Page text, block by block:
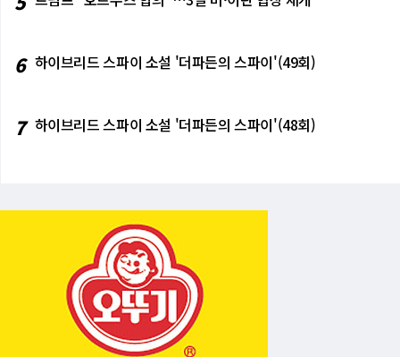
6 하이브리드 스파이 소설 '더파든의 스파이'(49회)
7 하이브리드 스파이 소설 '더파든의 스파이'(48회)